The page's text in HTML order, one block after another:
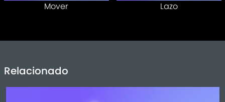
Mover Lazo
Relacionado